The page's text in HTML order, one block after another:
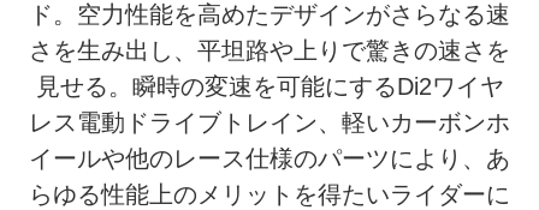
ド。空力性能を高めたデザインがさらなる速
さを生み出し、平坦路や上りで驚きの速さを
見せる。瞬時の変速を可能にするDi2ワイヤ
レス電動ドライブトレイン、軽いカーボンホ
イールや他のレース仕様のパーツにより、あ
らゆる性能上のメリットを得たいライダーに